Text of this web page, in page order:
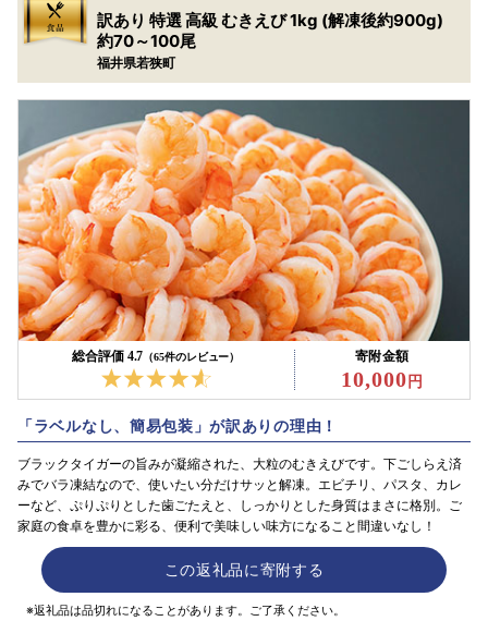
訳あり 特選 高級 むきえび 1kg (解凍後約900g)
約70～100尾
福井県若狭町
総合評価 4.7 （65件のレビュー） 寄附金額
10,000
「ラベルなし、簡易包装」が訳ありの理由！
ブラックタイガーの旨みが凝縮された、大粒のむきえびです。下ごしらえ済
みでバラ凍結なので、使いたい分だけサッと解凍。エビチリ、パスタ、カレ
ーなど、ぷりぷりとした歯ごたえと、しっかりとした身質はまさに格別。ご
家庭の食卓を豊かに彩る、便利で美味しい味方になること間違いなし！
この返礼品に寄附する
※返礼品は品切れになることがあります。ご了承ください。